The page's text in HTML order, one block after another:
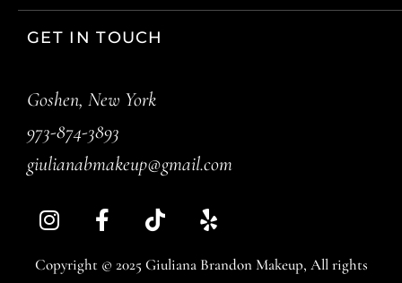
GET IN TOUCH
Goshen, New York
973-874-3893
giulianabmakeup@gmail.com
Copyright © 2025 Giuliana Brandon Makeup, All rights